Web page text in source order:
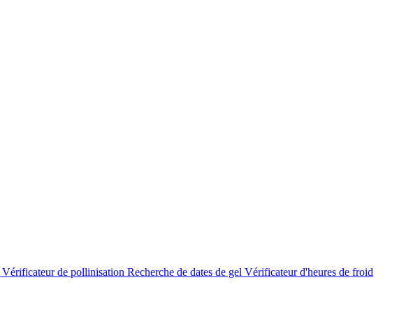
Vérificateur de pollinisation Recherche de dates de gel Vérificateur d'heures de froid